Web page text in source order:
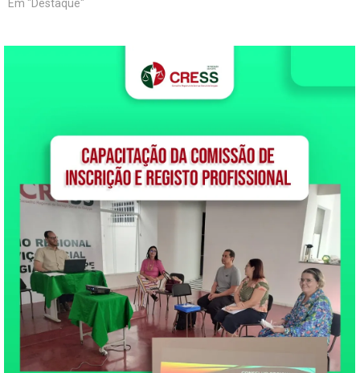
Em "Destaque"